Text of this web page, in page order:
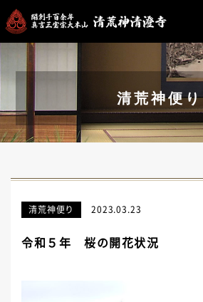
清荒神便り
清荒神便り 2023.03.23
令和５年 桜の開花状況